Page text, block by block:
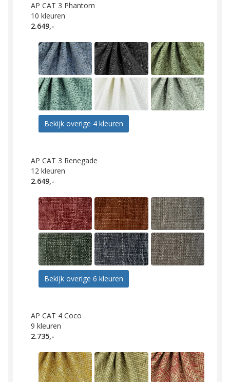
AP CAT 3 Phantom
10 kleuren
2.649,-
Bekijk overige 4 kleuren
AP CAT 3 Renegade
12 kleuren
2.649,-
Bekijk overige 6 kleuren
AP CAT 4 Coco
9 kleuren
2.735,-